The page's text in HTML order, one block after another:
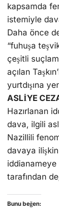
kapsamda
istemiyle
Daha önce
“fuhuşa
çeşitli
açılan
yurtdışına
ASLİYE
Hazırlanan
dava, ilgili
Nazillili
davaya
iddianameye
tarafından
Bunu beğen: